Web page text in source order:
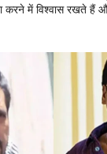
करने में विश्वास रखते हैं